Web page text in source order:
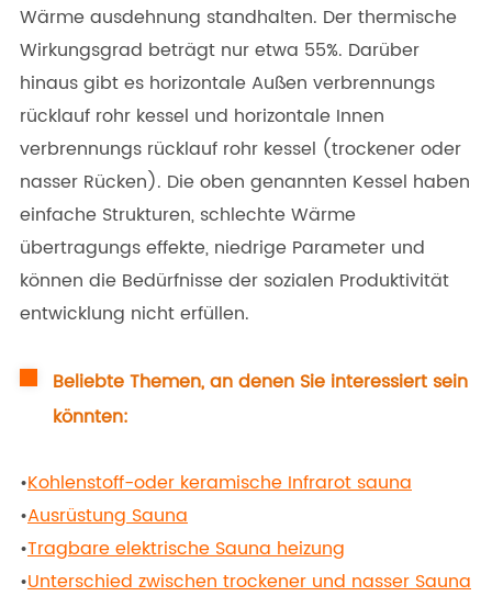
Wärme ausdehnung standhalten. Der thermische
Wirkungsgrad beträgt nur etwa 55%. Darüber
hinaus gibt es horizontale Außen verbrennungs
rücklauf rohr kessel und horizontale Innen
verbrennungs rücklauf rohr kessel (trockener oder
nasser Rücken). Die oben genannten Kessel haben
einfache Strukturen, schlechte Wärme
übertragungs effekte, niedrige Parameter und
können die Bedürfnisse der sozialen Produktivität
entwicklung nicht erfüllen.
Beliebte Themen, an denen Sie interessiert sein
könnten:
•Kohlenstoff-oder keramische Infrarot sauna
•Ausrüstung Sauna
•Tragbare elektrische Sauna heizung
•Unterschied zwischen trockener und nasser Sauna